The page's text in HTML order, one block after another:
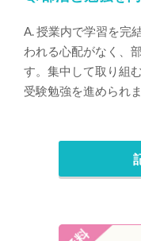
A. 授業内で学習を完
われる心配がなく、
す。集中して取り組
受験勉強を進められま